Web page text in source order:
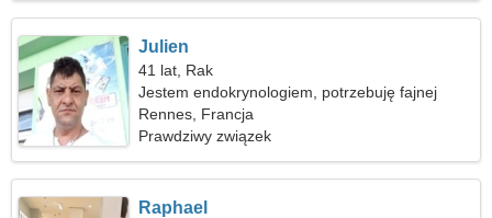
Julien
41 lat, Rak
Jestem endokrynologiem, potrzebuję fajnej
kobiety
Rennes, Francja
Prawdziwy związek
Raphael